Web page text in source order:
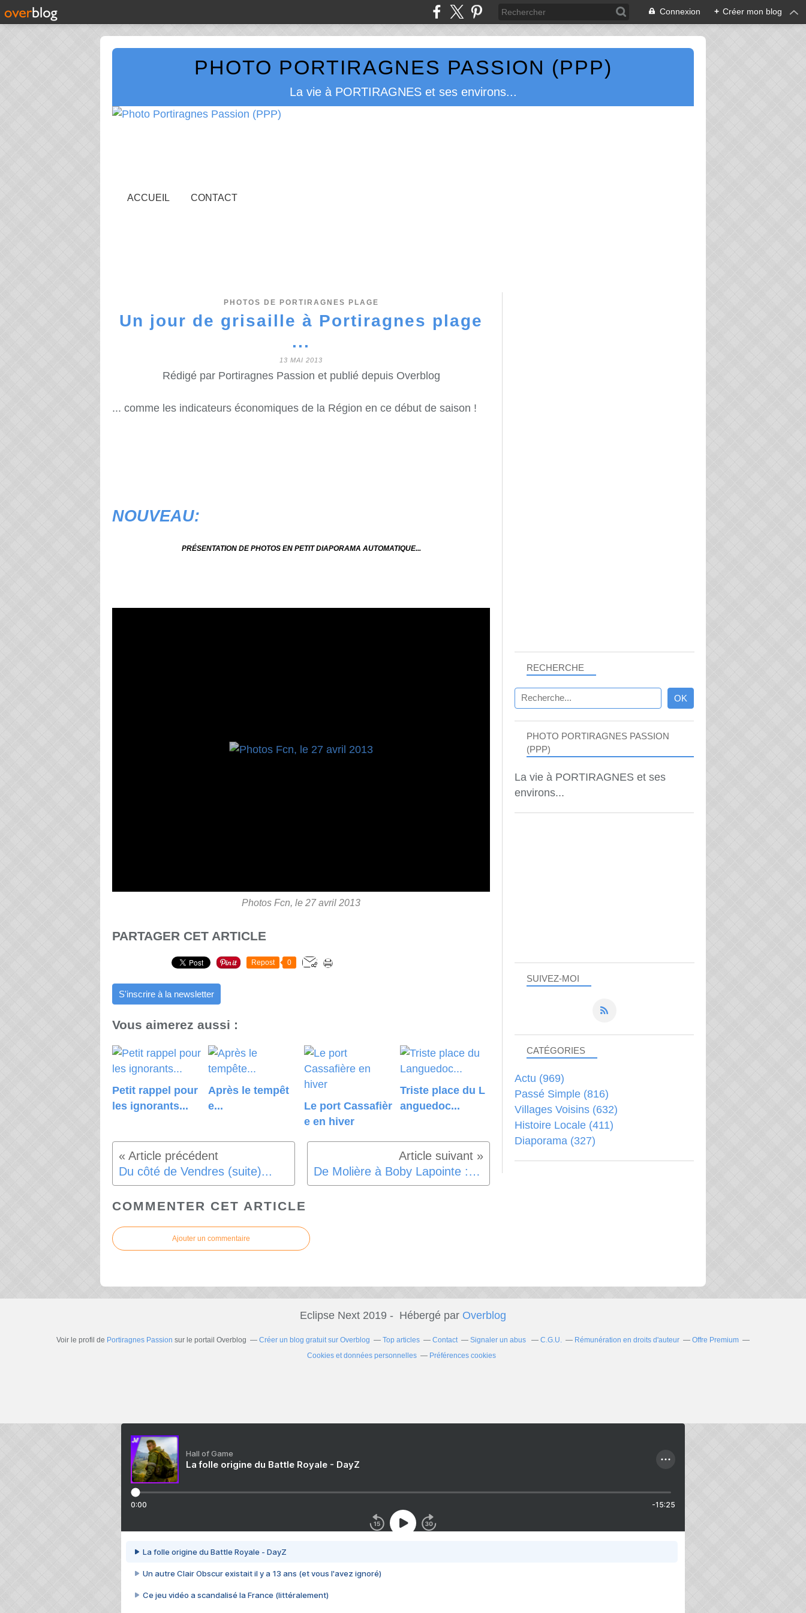
Connexion + Créer mon blog
PHOTO PORTIRAGNES PASSION (PPP)
La vie à PORTIRAGNES et ses environs...
ACCUEIL CONTACT
PHOTOS DE PORTIRAGNES PLAGE
Un jour de grisaille à Portiragnes plage
...
13 MAI 2013
Rédigé par Portiragnes Passion et publié depuis Overblog
... comme les indicateurs économiques de la Région en ce début de saison !
NOUVEAU:
PRÉSENTATION DE PHOTOS EN PETIT DIAPORAMA AUTOMATIQUE...
Photos Fcn, le 27 avril 2013
PARTAGER CET ARTICLE
Repost 0
S'inscrire à la newsletter
Vous aimerez aussi :
Petit rappel pour
les ignorants...
Après le tempêt
e...
Le port Cassafièr
e en hiver
Triste place du L
anguedoc...
Du côté de Vendres (suite)... De Molière à Boby Lapointe : Pézenas
COMMENTER CET ARTICLE
Ajouter un commentaire
SUIVEZ-MOI
RECHERCHE
PHOTO PORTIRAGNES PASSION
(PPP)
La vie à PORTIRAGNES et ses
environs...
CATÉGORIES
Actu (969)
Passé Simple (816)
Villages Voisins (632)
Histoire Locale (411)
Diaporama (327)
Eclipse Next 2019 - Hébergé par Overblog
Voir le profil de Portiragnes Passion sur le portail Overblog Créer un blog gratuit sur Overblog Top articles Contact Signaler un abus C.G.U. Rémunération en droits d'auteur
Offre Premium
Cookies et données personnelles
Préférences cookies
Hall of Game
La folle origine du Battle Royale - DayZ
0:00 -15:25
La folle origine du Battle Royale - DayZ
Un autre Clair Obscur existait il y a 13 ans (et vous l'avez ignoré)
Ce jeu vidéo a scandalisé la France (littéralement)